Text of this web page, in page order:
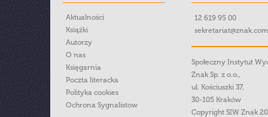
Aktualności
Książki
Autorzy
O nas
Księgarnia
Poczta literacka
Polityka cookies
Ochrona Sygnalistow
12 619 95 00
Społeczny Instytut
Znak Sp. z o.o.,
ul. Kościuszki 37,
30-105 Kraków
Copyright SIW Znak